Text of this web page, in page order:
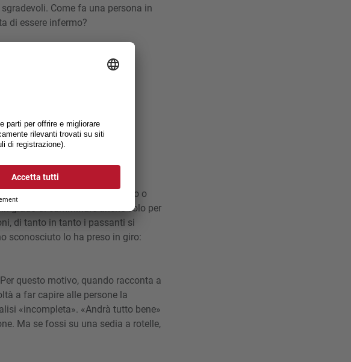
Come fa una persona in
di essere infermo?
pensano che io sia
al pensiero «bianco o
grado di camminare anche solo per
di tanto in tanto i passanti si
sconosciuto lo ha preso in giro:
questo motivo, quando racconta a
a far capire alle persone la
«incompleta». «Andrà tutto bene»
Ma se fossi su una sedia a rotelle,